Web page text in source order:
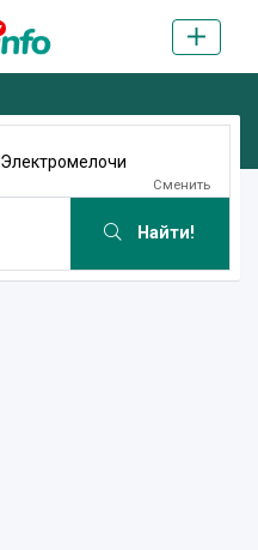
Электромелочи
Сменить
Найти!